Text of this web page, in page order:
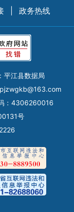
政务热线
平江县数据局
pjzwgkb@163.com
：4306260016
号